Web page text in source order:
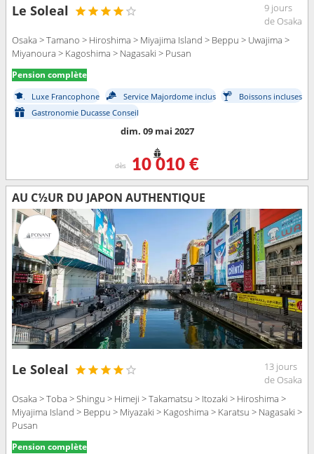
Le Soleal
9 jours
de Osaka
Osaka > Tamano > Hiroshima > Miyajima Island > Beppu > Uwajima >
Miyanoura > Kagoshima > Nagasaki > Pusan
Pension complète
Luxe Francophone Service Majordome inclus
Boissons incluses
Gastronomie Ducasse Conseil
dim. 09 mai 2027
dès 10 010 €
AU C½UR DU JAPON AUTHENTIQUE
Le Soleal
13 jours
de Osaka
Osaka > Toba > Shingu > Himeji > Takamatsu > Itozaki > Hiroshima >
Miyajima Island > Beppu > Miyazaki > Kagoshima > Karatsu > Nagasaki >
Pusan
Pension complète